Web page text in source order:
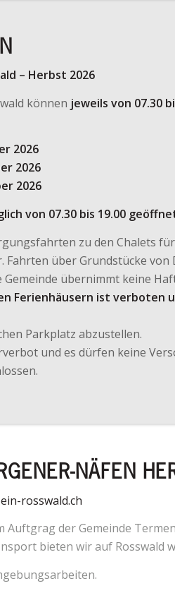
– Herbst 2026
können jeweils von 07.30
2026
2026
von 07.30 bis 19.00
zu den Chalets
über Grundstücke
übernimmt keine
Ferienhäusern ist verboten
Parkplatz abzustellen.
und es dürfen keine
NÄFEN
rosswald.ch
Auftgrag der Gemeinde
bieten wir auf Rosswald